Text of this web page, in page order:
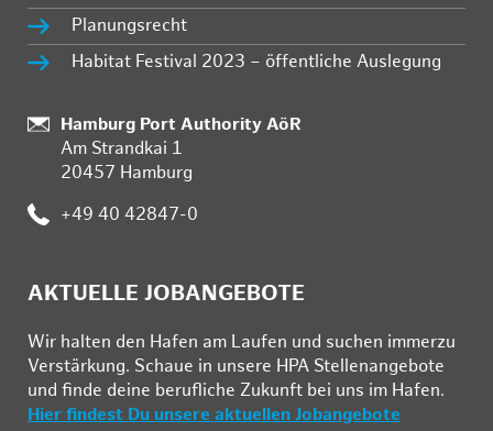
Planungsrecht
Habitat Festival 2023 – öffentliche Auslegung
:
Hamburg Port Authority AöR
Am Strandkai 1
20457 Hamburg
: +49 40 42847-0
AKTUELLE JOBANGEBOTE
Wir hal­ten den Ha­fen am Lau­fen und su­chen im­mer­zu
Ver­stär­kung. Schau­e in un­se­re HPA Stel­len­an­ge­bo­te
und fin­de deine be­ruf­li­che Zu­kunft bei uns im Ha­fen.
Hier findest Du unsere aktuellen Jobangebote